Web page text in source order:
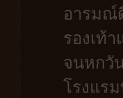
อารมณ์
รองเท้
จนหกวั
โรงแร